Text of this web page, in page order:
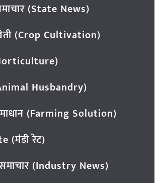
(State News)
(Crop Cultivation)
Husbandry)
(Farming Solution)
(मंडी रेट)
(Industry News)